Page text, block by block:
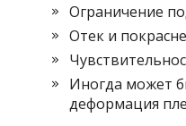
Ограничение
Отек и
Иногда может
деформация